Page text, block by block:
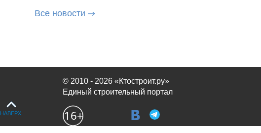
Все новости
© 2010 - 2026 «Ктостроит.ру»
Единый строительный портал
НАВЕРХ